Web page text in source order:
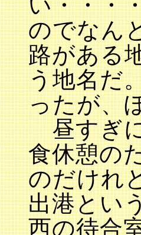
のでなん
路がある
う地名だ
ったが、
昼すぎに
食休憩の
のだけれ
出港とい
西の待合